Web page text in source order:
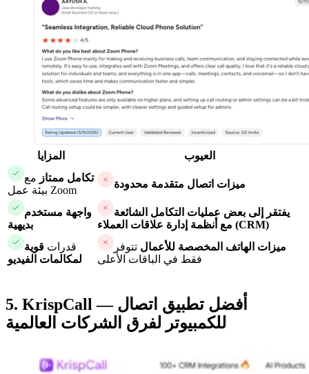
المزايا
العيوب
تكامل ممتاز مع
بيئة عمل Zoom
ميزات اتصال متقدمة محدودة
واجهة مستخدم
بديهية
يفتقر إلى بعض عمليات التكامل الشائعة
مع أنظمة إدارة علاقات العملاء (CRM)
قدرات قوية
لمكالمات الفيديو
ميزات الهاتف المخصصة للأعمال تتوفر
فقط في الباقات الأعلى
5. KrispCall — أفضل تطبيق اتصال
للكمبيوتر لفرق الشركات العالمية